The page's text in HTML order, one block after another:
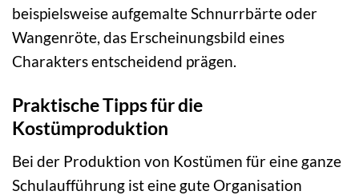
beispielsweise aufgemalte Schnurrbärte oder
Wangenröte, das Erscheinungsbild eines
Charakters entscheidend prägen.
Praktische Tipps für die
Kostümproduktion
Bei der Produktion von Kostümen für eine ganze
Schulaufführung ist eine gute Organisation